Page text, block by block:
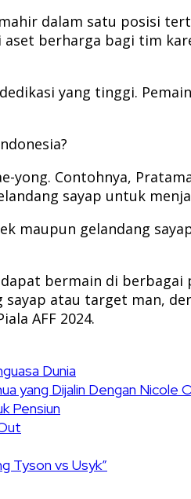
dalam satu posisi
berharga bagi tim
yang tinggi.
Contohnya,
sayap untuk
maupun gelandang
bermain di
atau target man,
AFF 2024.
Dunia
yang Dijalin Dengan Nicole
Pensiun
Tyson vs Usyk”